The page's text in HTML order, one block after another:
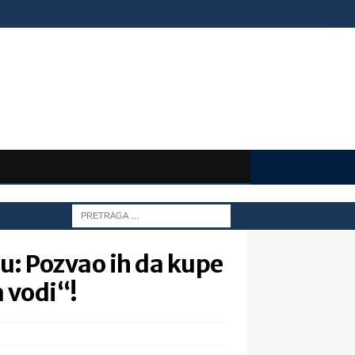
Pozvao ih da kupe
vodi“!